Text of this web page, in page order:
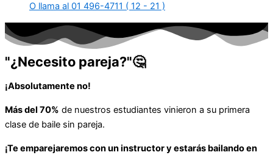
O llama al 01 496-4711 ( 12 - 21 )
"¿Necesito pareja?"🤔
¡Absolutamente no!
Más del 70% de nuestros estudiantes vinieron a su primera
clase de baile sin pareja.
¡Te emparejaremos con un instructor y estarás bailando en